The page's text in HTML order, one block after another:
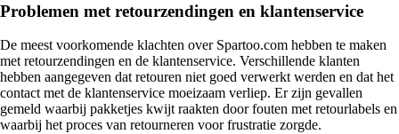
Problemen met retourzendingen en klantenservice
De meest voorkomende klachten over Spartoo.com hebben te maken
met retourzendingen en de klantenservice. Verschillende klanten
hebben aangegeven dat retouren niet goed verwerkt werden en dat het
contact met de klantenservice moeizaam verliep. Er zijn gevallen
gemeld waarbij pakketjes kwijt raakten door fouten met retourlabels en
waarbij het proces van retourneren voor frustratie zorgde.